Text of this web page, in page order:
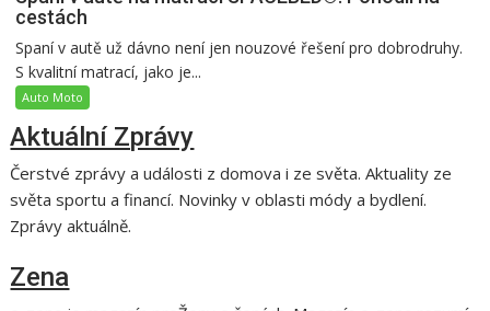
cestách
Spaní v autě už dávno není jen nouzové řešení pro dobrodruhy.
S kvalitní matrací, jako je...
Auto Moto
Aktuální Zprávy
Čerstvé zprávy a události z domova i ze světa. Aktuality ze
světa sportu a financí. Novinky v oblasti módy a bydlení.
Zprávy aktuálně.
Zena